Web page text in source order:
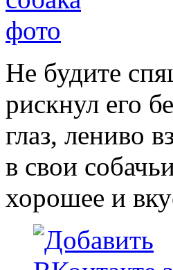
Не будите
рискнул его
глаз, лениво
в свои
хорошее и